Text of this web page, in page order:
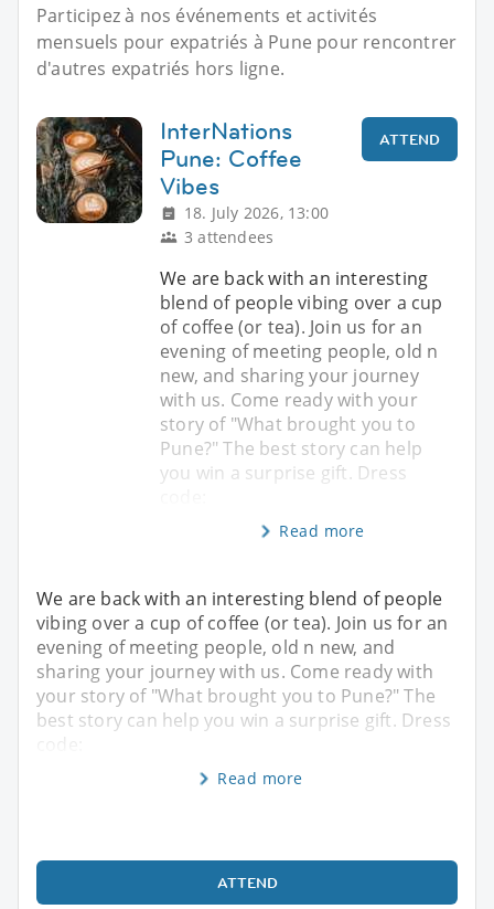
Participez à nos événements et activités
mensuels pour expatriés à Pune pour rencontrer
d'autres expatriés hors ligne.
InterNations
Pune: Coffee
Vibes
18. July 2026, 13:00
3 attendees
ATTEND
We are back with an interesting
blend of people vibing over a cup
of coffee (or tea). Join us for an
evening of meeting people, old n
new, and sharing your journey
with us. Come ready with your
story of "What brought you to
Pune?" The best story can help
you win a surprise gift. Dress
Read more
We are back with an interesting blend of people
vibing over a cup of coffee (or tea). Join us for an
evening of meeting people, old n new, and
sharing your journey with us. Come ready with
your story of "What brought you to Pune?" The
best story can help you win a surprise gift. Dress
Read more
ATTEND